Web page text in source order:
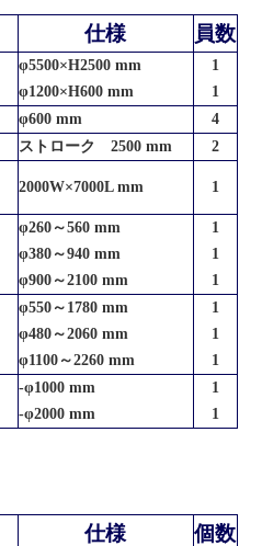
仕様 員数
φ5500×H2500 mm
φ1200×H600 mm
1
1
φ600 mm
4
ストローク 2500 mm
2
2000W×7000L mm 1
φ260～560 mm
φ380～940 mm
φ900～2100 mm
1
1
1
φ550～1780 mm
φ480～2060 mm
φ1100～2260 mm
1
1
1
-φ1000 mm
-φ2000 mm
1
1
仕様 個数